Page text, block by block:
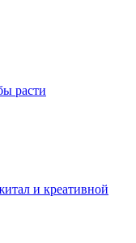
расти
и креативной